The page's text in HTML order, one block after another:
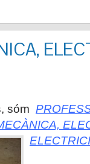
sóm